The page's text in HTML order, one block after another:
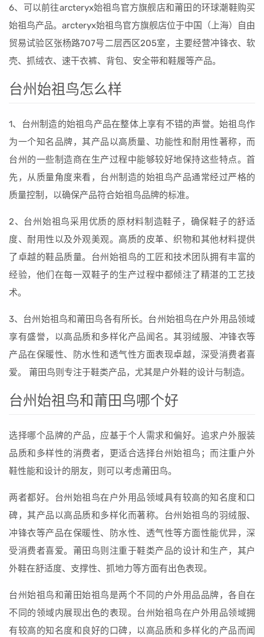
6、可以前往arcteryx始祖鸟官方旗舰店和莆田的环球潮鞋购买
始祖鸟产品。arcteryx始祖鸟官方旗舰店位于中国（上海）自由
贸易试验区张杨路707号二层西区205室，主要经营冲锋衣、软
壳、抓绒衣、速干衣裤、背包、安全带和鞋履等产品。
台州始祖鸟怎么样
1、台州制造的始祖鸟产品在整体上享有不错的声誉。始祖鸟作
为一个知名品牌，其产品以高质量、功能性和耐用性著称，而
台州的一些制造商在生产过程中能够较好地保持这些特点。首
先，从质量角度来看，台州制造的始祖鸟产品通常经过严格的
质量控制，以确保产品符合始祖鸟品牌的标准。
2、台州始祖鸟采用优质的原材料制造鞋子，确保鞋子的舒适
度、耐用性以及外观美观。高质的皮革、织物和其他材料提供
了卓越的鞋品质量。台州始祖鸟的工匠和技术团队拥有丰富的
经验，他们在每一双鞋子的生产过程中都倾注了精湛的工艺技
术。
3、台州始祖鸟和莆田鸟各有所长。台州始祖鸟在户外用品领域
享有盛誉，以高品质和多样化产品闻名。其羽绒服、冲锋衣等
产品在保暖性、防水性和透气性方面表现卓越，深受消费者喜
爱。 莆田鸟则专注于鞋类产品，尤其是户外鞋的设计与制造。
台州始祖鸟和莆田鸟哪个好
选择哪个品牌的产品，应基于个人需求和偏好。追求户外服装
品质和多样性的消费者，更适合选择台州始祖鸟；而注重户外
鞋性能和设计的朋友，则可以考虑莆田鸟。
两者都好。台州始祖鸟在户外用品领域具有较高的知名度和口
碑，其产品以高品质和多样化而著称。台州始祖鸟的羽绒服、
冲锋衣等产品在保暖性、防水性、透气性等方面性能优异，深
受消费者喜爱。莆田鸟则注重于鞋类产品的设计和生产，其户
外鞋在舒适度、支撑性、抓地力等方面有出色表现。
台州始祖鸟和莆田始祖鸟是两个不同的户外用品品牌，各自在
不同的领域内展现出色的表现。台州始祖鸟在户外用品领域拥
有较高的知名度和良好的口碑，以高品质和多样化的产品而闻